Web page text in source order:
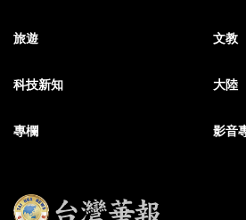
旅遊 文教
科技新知 大陸
專欄 影音